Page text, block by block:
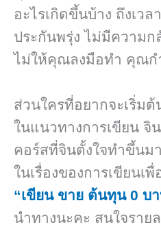
อะไรเกิดขึ้นบ้าง ถึงเว
ประกันพรุ่ง ไม่มีความก
ไม่ให้คุณลงมือทำ คุณก
ส่วนใครที่อยากจะเริ่ม
ในแนวทางการเขียน
คอร์สที่จินตั้งใจทำขึ้นม
ในเรื่องของการเขียนเ
“เขียน ขาย ต้นทุน 0 บ
นำทางนะคะ สนใจราย